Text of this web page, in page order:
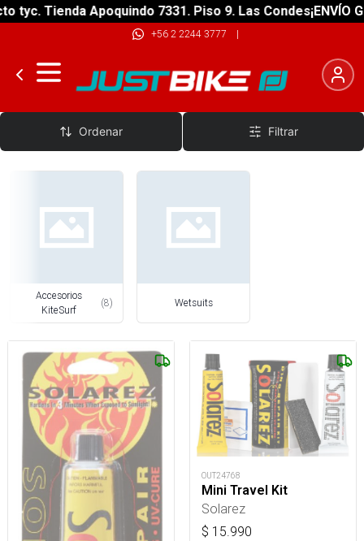
Tienda Apoquindo 7331. Piso 9. Las Condes¡ENVÍO
+56 2 2244 3777 |
KiteSurf
Ordenar Filtrar
Accesorios
KiteSurf
(8) Wetsuits
OUT24768
Mini Travel Kit
Solarez
$ 15.990